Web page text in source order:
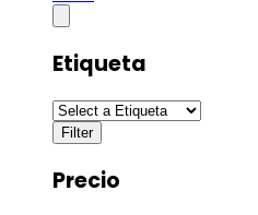
Etiqueta
Precio